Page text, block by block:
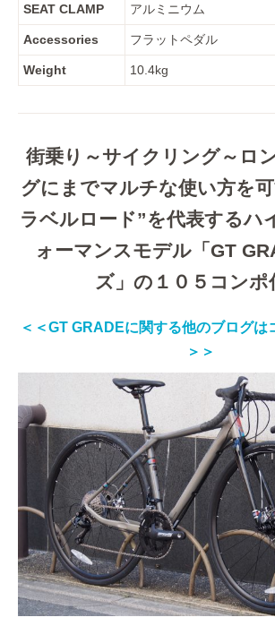
SEAT CLAMP アルミニウム
Accessories フラットペダル
Weight 10.4kg
街乗り～サイクリング～ロ
グにまでマルチな使い方を
ラベルロード”を代表するハ
ォーマンスモデル「GT
ズ」の１０５コンポ
＜＜GT GRADEに関する他のブログは
＞＞